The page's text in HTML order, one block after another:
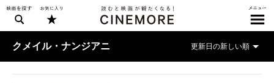
クメイル・ナンジアニ